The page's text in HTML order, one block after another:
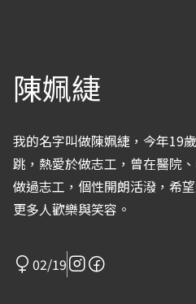
陳姵緁
我的名字叫做陳姵緁，今年19
跳，熱愛於做志工，曾在醫院
做過志工，個性開朗活潑，希
更多人歡樂與笑容。
02/19